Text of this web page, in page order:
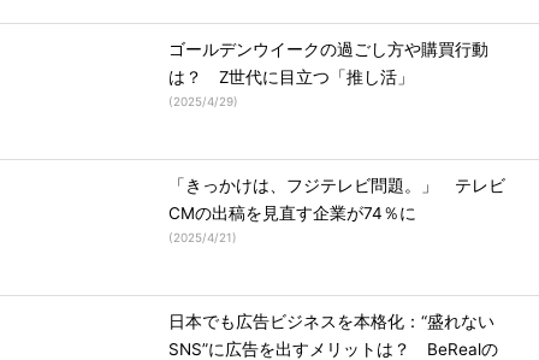
ゴールデンウイークの過ごし方や購買行動
は？ Z世代に目立つ「推し活」
(2025/4/29)
「きっかけは、フジテレビ問題。」 テレビ
CMの出稿を見直す企業が74％に
(2025/4/21)
日本でも広告ビジネスを本格化：“盛れない
SNS”に広告を出すメリットは？ BeRealの